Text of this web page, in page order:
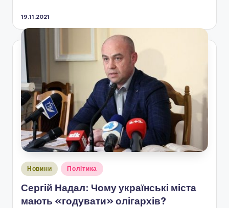
19.11.2021
Опубліковано
Новини Політика
Сергій Надал: Чому українські міста
мають «годувати» олігархів?